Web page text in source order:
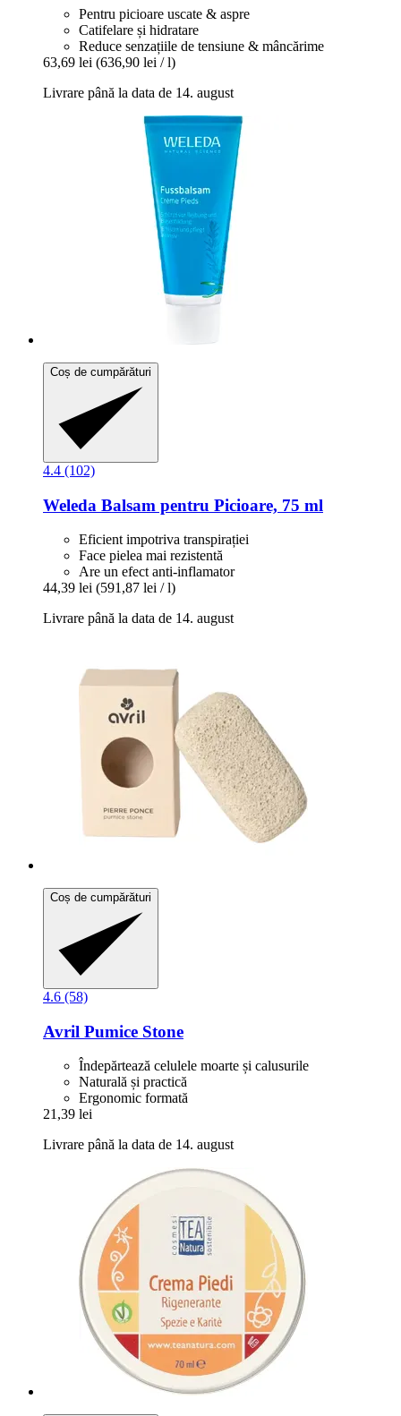
Pentru picioare uscate & aspre
Catifelare și hidratare
Reduce senzațiile de tensiune & mâncărime
63,69 lei (636,90 lei / l)
Livrare până la data de 14. august
Coș de cumpărături
4.4 (102)
Weleda Balsam pentru Picioare, 75 ml
Eficient impotriva transpirației
Face pielea mai rezistentă
Are un efect anti-inflamator
44,39 lei (591,87 lei / l)
Livrare până la data de 14. august
Coș de cumpărături
4.6 (58)
Avril Pumice Stone
Îndepărtează celulele moarte și calusurile
Naturală și practică
Ergonomic formată
21,39 lei
Livrare până la data de 14. august